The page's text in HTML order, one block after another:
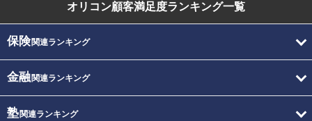
オリコン顧客満足度ランキング一覧
保険関連ランキング
金融関連ランキング
塾関連ランキング